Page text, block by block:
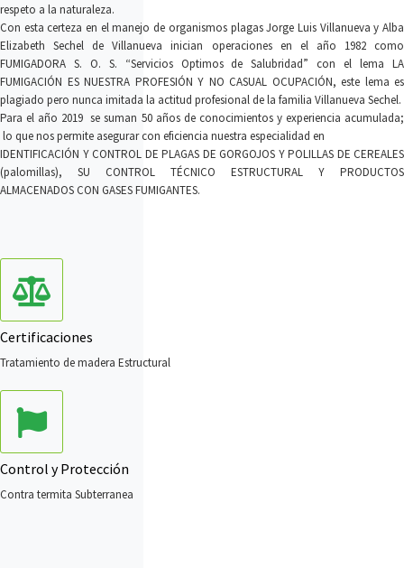
respeto a la naturaleza.
Con esta certeza en el manejo de organismos plagas Jorge Luis Villanueva y Alba
Elizabeth Sechel de Villanueva inician operaciones en el año 1982 como
FUMIGADORA S. O. S. “Servicios Optimos de Salubridad” con el lema LA
FUMIGACIÓN ES NUESTRA PROFESIÓN Y NO CASUAL OCUPACIÓN, este lema es
plagiado pero nunca imitada la actitud profesional de la familia Villanueva Sechel.
Para el año 2019 se suman 50 años de conocimientos y experiencia acumulada;
lo que nos permite asegurar con eficiencia nuestra especialidad en
IDENTIFICACIÓN Y CONTROL DE PLAGAS DE GORGOJOS Y POLILLAS DE CEREALES
(palomillas), SU CONTROL TÉCNICO ESTRUCTURAL Y PRODUCTOS
ALMACENADOS CON GASES FUMIGANTES.
Certificaciones
Tratamiento de madera Estructural
Control y Protección
Contra termita Subterranea